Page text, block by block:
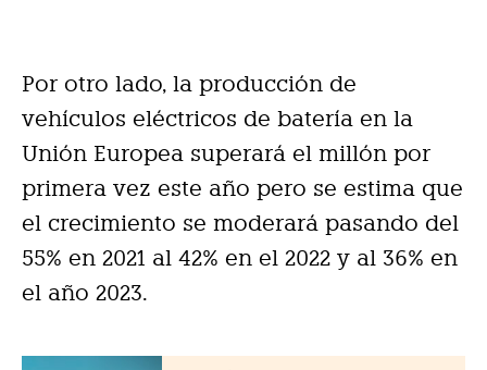
Por otro lado, la producción de
vehículos eléctricos de batería en la
Unión Europea superará el millón por
primera vez este año pero se estima que
el crecimiento se moderará pasando del
55% en 2021 al 42% en el 2022 y al 36% en
el año 2023.